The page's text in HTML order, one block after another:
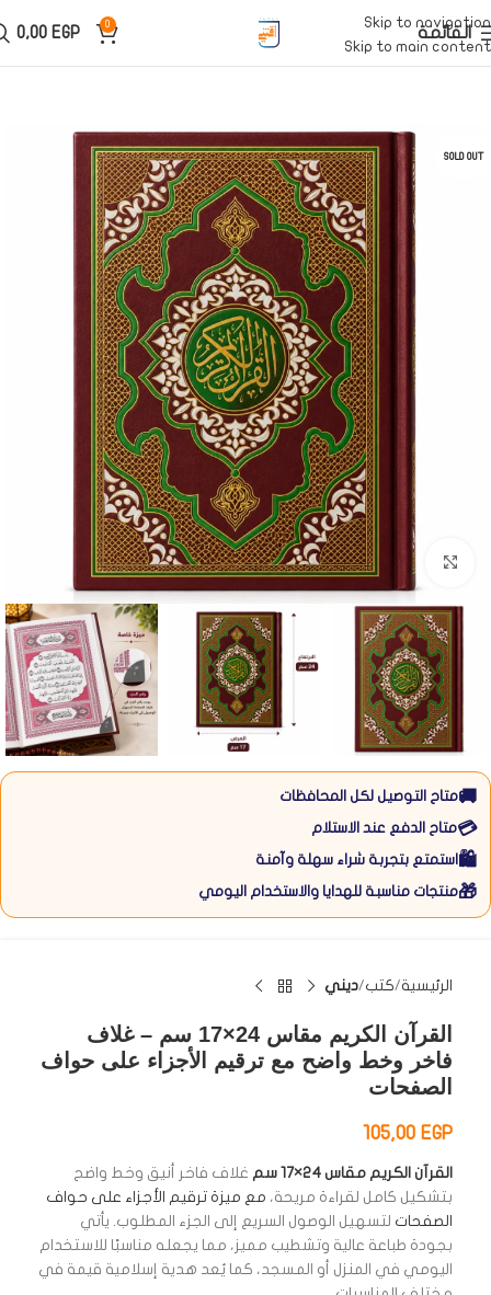
Skip to navigation
Skip to main content
القائمة 0
0,00 EGP
SOLD OUT
Click to enlarge
🚚متاح التوصيل لكل المحافظات
💳متاح الدفع عند الاستلام
🛍️ استمتع بتجربة شراء سهلة وآمنة
🎁منتجات مناسبة للهدايا والاستخدام اليومي
الرئيسية كتب ديني
القرآن الكريم مقاس 24×17 سم – غلاف
فاخر وخط واضح مع ترقيم الأجزاء على حواف
الصفحات
105,00 EGP
القرآن الكريم مقاس 24×17 سم
غلاف فاخر أنيق وخط واضح
بتشكيل كامل لقراءة مريحة، مع ميزة ترقيم الأجزاء على حواف
الصفحات لتسهيل الوصول السريع إلى الجزء المطلوب. يأتي
بجودة طباعة عالية وتشطيب مميز، مما يجعله مناسبًا للاستخدام
اليومي في المنزل أو المسجد، كما يُعد هدية إسلامية قيمة في